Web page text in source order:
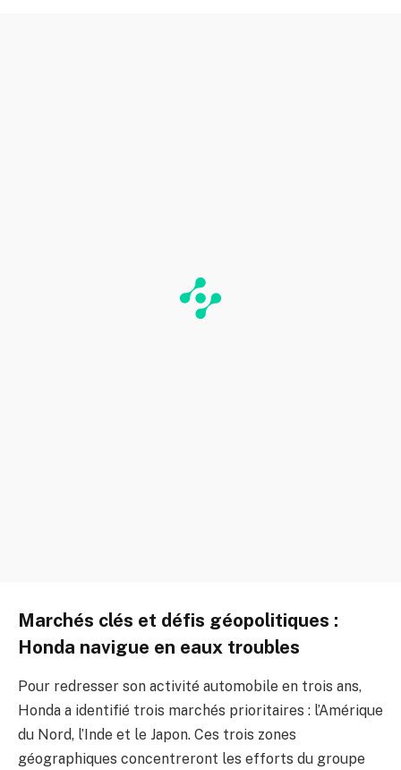
Marchés clés et défis géopolitiques :
Honda navigue en eaux troubles
Pour redresser son activité automobile en trois ans,
Honda a identifié trois marchés prioritaires : l’Amérique
du Nord, l’Inde et le Japon. Ces trois zones
géographiques concentreront les efforts du groupe